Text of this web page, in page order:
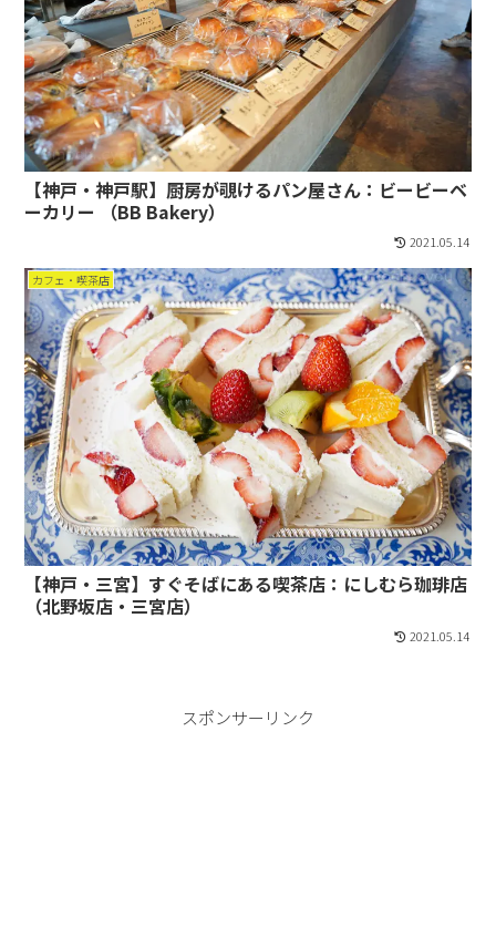
【神戸・神戸駅】厨房が覗けるパン屋さん：ビービーベ
ーカリー （BB Bakery）
2021.05.14
カフェ・喫茶店
【神戸・三宮】すぐそばにある喫茶店：にしむら珈琲店
（北野坂店・三宮店）
2021.05.14
スポンサーリンク